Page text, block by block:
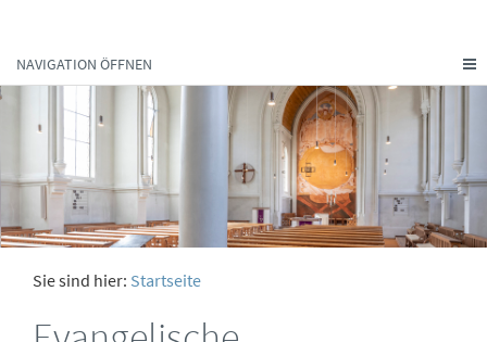
NAVIGATION ÖFFNEN
Sie sind hier: Startseite